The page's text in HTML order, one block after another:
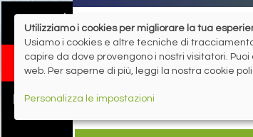
Utilizziamo i cookies per migliorare la tua
Usiamo i cookies e altre tecniche di
capire da dove provengono i nostri visitatori.
web. Per saperne di più, leggi la nostra cookie
Personalizza le impostazioni